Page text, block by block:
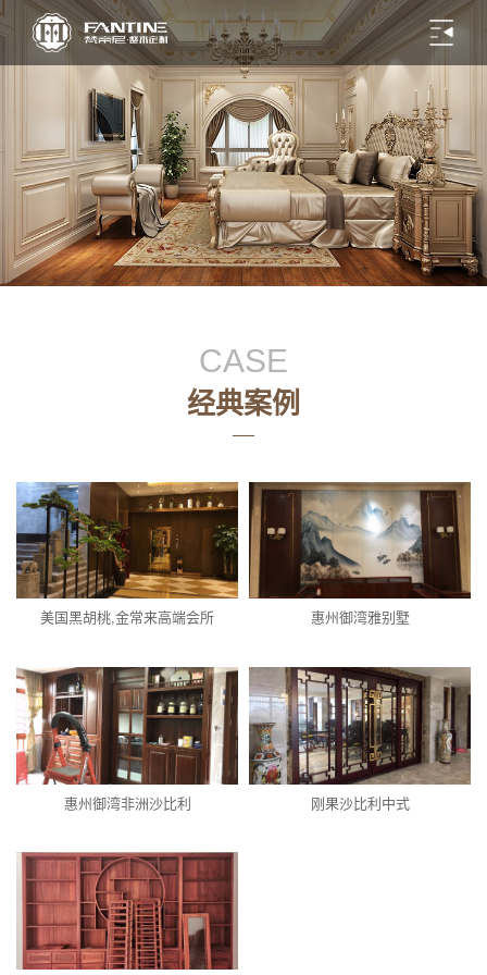
CASE
经典案例
美国黑胡桃,金常来高端会所 惠州御湾雅别墅
惠州御湾非洲沙比利 刚果沙比利中式